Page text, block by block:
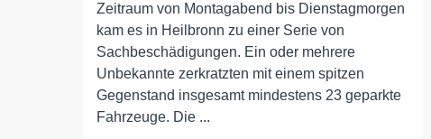
Zeitraum von Montagabend bis Dienstagmorgen
kam es in Heilbronn zu einer Serie von
Sachbeschädigungen. Ein oder mehrere
Unbekannte zerkratzten mit einem spitzen
Gegenstand insgesamt mindestens 23 geparkte
Fahrzeuge. Die ...